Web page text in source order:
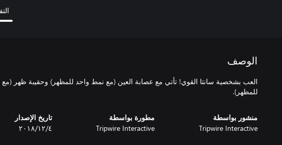
الوصف
العب بشخصية سانتا القوي! تأتي مع عصابة العين (مع نمط واحد للمظهر) وحقيبة ظهر
للمظهر).
منشور بواسطة
Tripwire Interactive
مطورة بواسطة
Tripwire Interactive
تاريخ الإصدار
٤‏/١٢‏/٢٠١٨